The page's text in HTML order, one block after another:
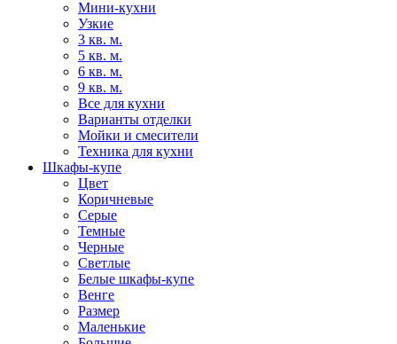
Мини-кухни
Узкие
3 кв. м.
5 кв. м.
6 кв. м.
9 кв. м.
Все для кухни
Варианты отделки
Мойки и смесители
Техника для кухни
Шкафы-купе
Цвет
Коричневые
Серые
Темные
Черные
Светлые
Белые шкафы-купе
Венге
Размер
Маленькие